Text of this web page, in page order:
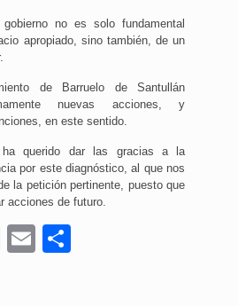
no es solo fundamental
apropiado, sino también, de un
de Barruelo de Santullán
nuevas acciones, y
en este sentido.
querido dar las gracias a la
por este diagnóstico, al que nos
la petición pertinente, puesto que
acciones de futuro.
X Email